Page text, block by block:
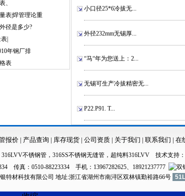
、
表|焊管理论重
径是多少?
|
年钢厂排
表
小口径25*6冷拔无...
外径232mm无锡厚...
“马“年为您送上：2...
无锡可生产冷拔精密无...
P22.P91. T...
报价| 产品查询 | 库存现货 | 公司资质 | 关于我们 | 联系我们 | 在
316LVV不锈钢管 ， 316SS不锈钢无缝管 ， 超纯料316LVV 技术支持：
传真：0510-88223334 手机：13967282625、18921237777
特材科技有限公司 地址:浙江省湖州市南浔区双林镇勤裕路66号